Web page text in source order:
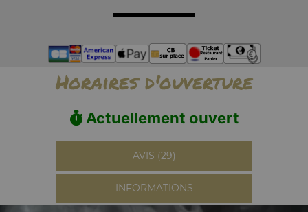
Horaires d'ouverture
Actuellement ouvert
AVIS (29)
INFORMATIONS